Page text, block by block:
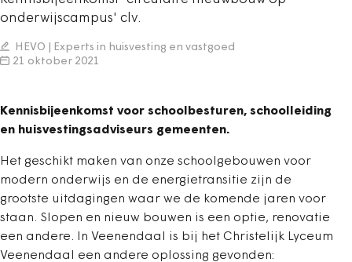
onderwijscampus' clv.
HEVO | Experts in huisvesting en vastgoed
21 oktober 2021
Kennisbijeenkomst voor schoolbesturen, schoolleiding
en huisvestingsadviseurs gemeenten.
Het geschikt maken van onze schoolgebouwen voor
modern onderwijs en de energietransitie zijn de
grootste uitdagingen waar we de komende jaren voor
staan. Slopen en nieuw bouwen is een optie, renovatie
een andere. In Veenendaal is bij het Christelijk Lyceum
Veenendaal een andere oplossing gevonden: